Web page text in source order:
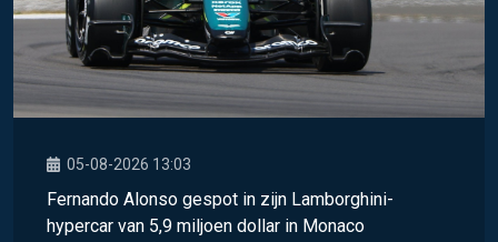
05-08-2026 13:03
Fernando Alonso gespot in zijn Lamborghini-
hypercar van 5,9 miljoen dollar in Monaco